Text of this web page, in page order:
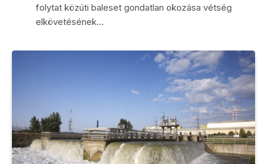
folytat közúti baleset gondatlan okozása vétség
elkövetésének…